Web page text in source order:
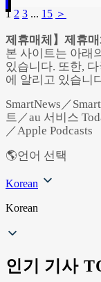
1 2 3 ... 15 ＞
제휴매체】제휴매
본 사이트는 아래
있습니다. 또한,
에 알리고 있습니
SmartNews／
트／au 서비스
／Apple Podcasts
🌎언어 선택
Korean
Korean
인기 기사